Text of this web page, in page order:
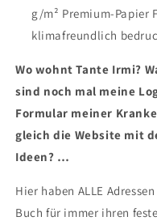
g/m² Premium-Papier
klimafreundlich
Wo wohnt Tante Irmi?
sind noch mal meine
Formular meiner
gleich die Website mit
Ideen? …
Hier haben ALLE
Buch für immer ihren